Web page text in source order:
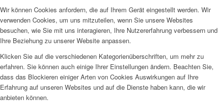
Wir können Cookies anfordern, die auf Ihrem Gerät eingestellt werden. Wir
verwenden Cookies, um uns mitzuteilen, wenn Sie unsere Websites
besuchen, wie Sie mit uns interagieren, Ihre Nutzererfahrung verbessern und
Ihre Beziehung zu unserer Website anpassen.
Klicken Sie auf die verschiedenen Kategorienüberschriften, um mehr zu
erfahren. Sie können auch einige Ihrer Einstellungen ändern. Beachten Sie,
dass das Blockieren einiger Arten von Cookies Auswirkungen auf Ihre
Erfahrung auf unseren Websites und auf die Dienste haben kann, die wir
anbieten können.